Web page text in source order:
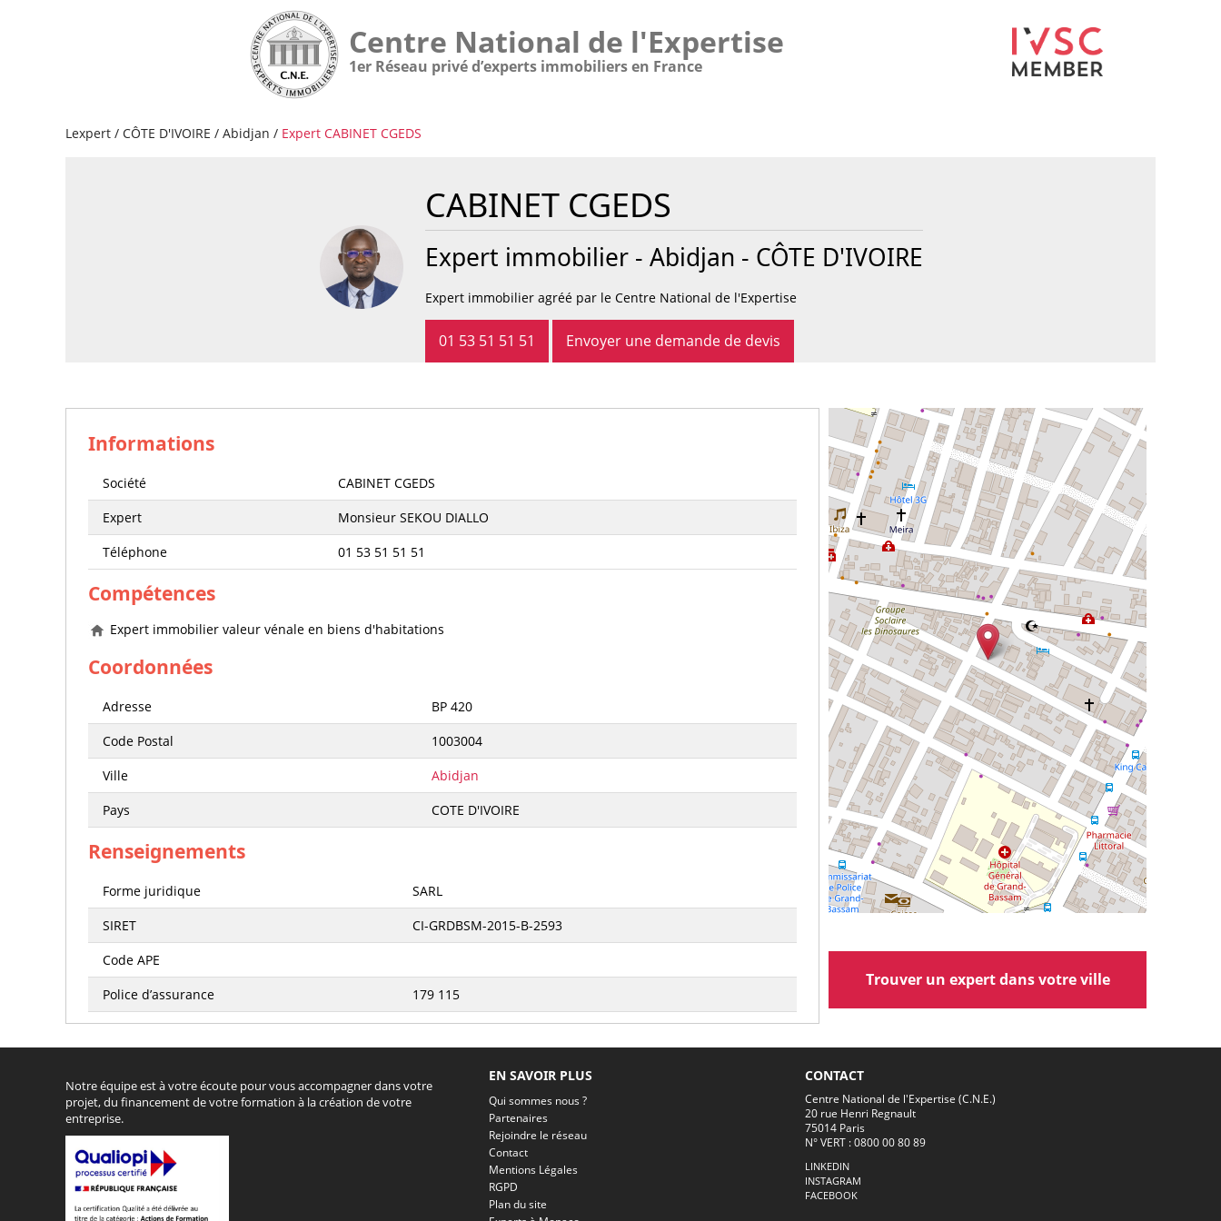
Centre National de l'Expertise
1er Réseau privé d’experts immobiliers en France
Lexpert / CÔTE D'IVOIRE / Abidjan / Expert CABINET CGEDS
CABINET CGEDS
Expert immobilier - Abidjan - CÔTE D'IVOIRE
Expert immobilier agréé par le Centre National de l'Expertise
01 53 51 51 51 Envoyer une demande de devis
Informations
Société
CABINET CGEDS
Expert
Monsieur SEKOU DIALLO
Téléphone
01 53 51 51 51
Compétences
Expert immobilier valeur vénale en biens d'habitations
Coordonnées
Adresse
BP 420
Code Postal
1003004
Ville
Abidjan
Pays
COTE D'IVOIRE
Renseignements
Forme juridique
SARL
SIRET
CI-GRDBSM-2015-B-2593
Code APE
Police d’assurance
179 115
Trouver un expert dans votre ville
Notre équipe est à votre écoute pour vous accompagner dans votre
projet, du financement de votre formation à la création de votre
entreprise.
EN SAVOIR PLUS
Qui sommes nous ?
Partenaires
Rejoindre le réseau
Contact
Mentions Légales
RGPD
Plan du site
CONTACT
Centre National de l'Expertise (C.N.E.)
20 rue Henri Regnault
75014 Paris
N° VERT : 0800 00 80 89
LINKEDIN
INSTAGRAM
FACEBOOK